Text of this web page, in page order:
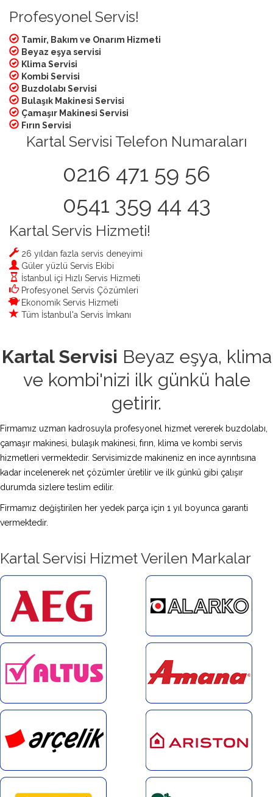
Profesyonel Servis!
Tamir, Bakım ve Onarım Hizmeti
Beyaz eşya servisi
Klima Servisi
Kombi Servisi
Buzdolabı Servisi
Bulaşık Makinesi Servisi
Çamaşır Makinesi Servisi
Fırın Servisi
Kartal Servisi Telefon Numaraları
0216 471 59 56
0541 359 44 43
Kartal Servis Hizmeti!
26 yıldan fazla servis deneyimi
Güler yüzlü Servis Ekibi
İstanbul içi Hızlı Servis Hizmeti
Profesyonel Servis Çözümleri
Ekonomik Servis Hizmeti
Tüm İstanbul'a Servis İmkanı
Kartal Servisi Beyaz eşya, klima
ve kombi'nizi ilk günkü hale
getirir.
Firmamız uzman kadrosuyla profesyonel hizmet vererek buzdolabı,
çamaşır makinesi, bulaşık makinesi, fırın, klima ve kombi servis
hizmetleri vermektedir. Servisimizde makineniz en ince ayrıntısına
kadar incelenerek net çözümler üretilir ve ilk günkü gibi çalışır
durumda sizlere teslim edilir.
Firmamız değiştirilen her yedek parça için 1 yıl boyunca garanti
vermektedir.
Kartal Servisi Hizmet Verilen Markalar